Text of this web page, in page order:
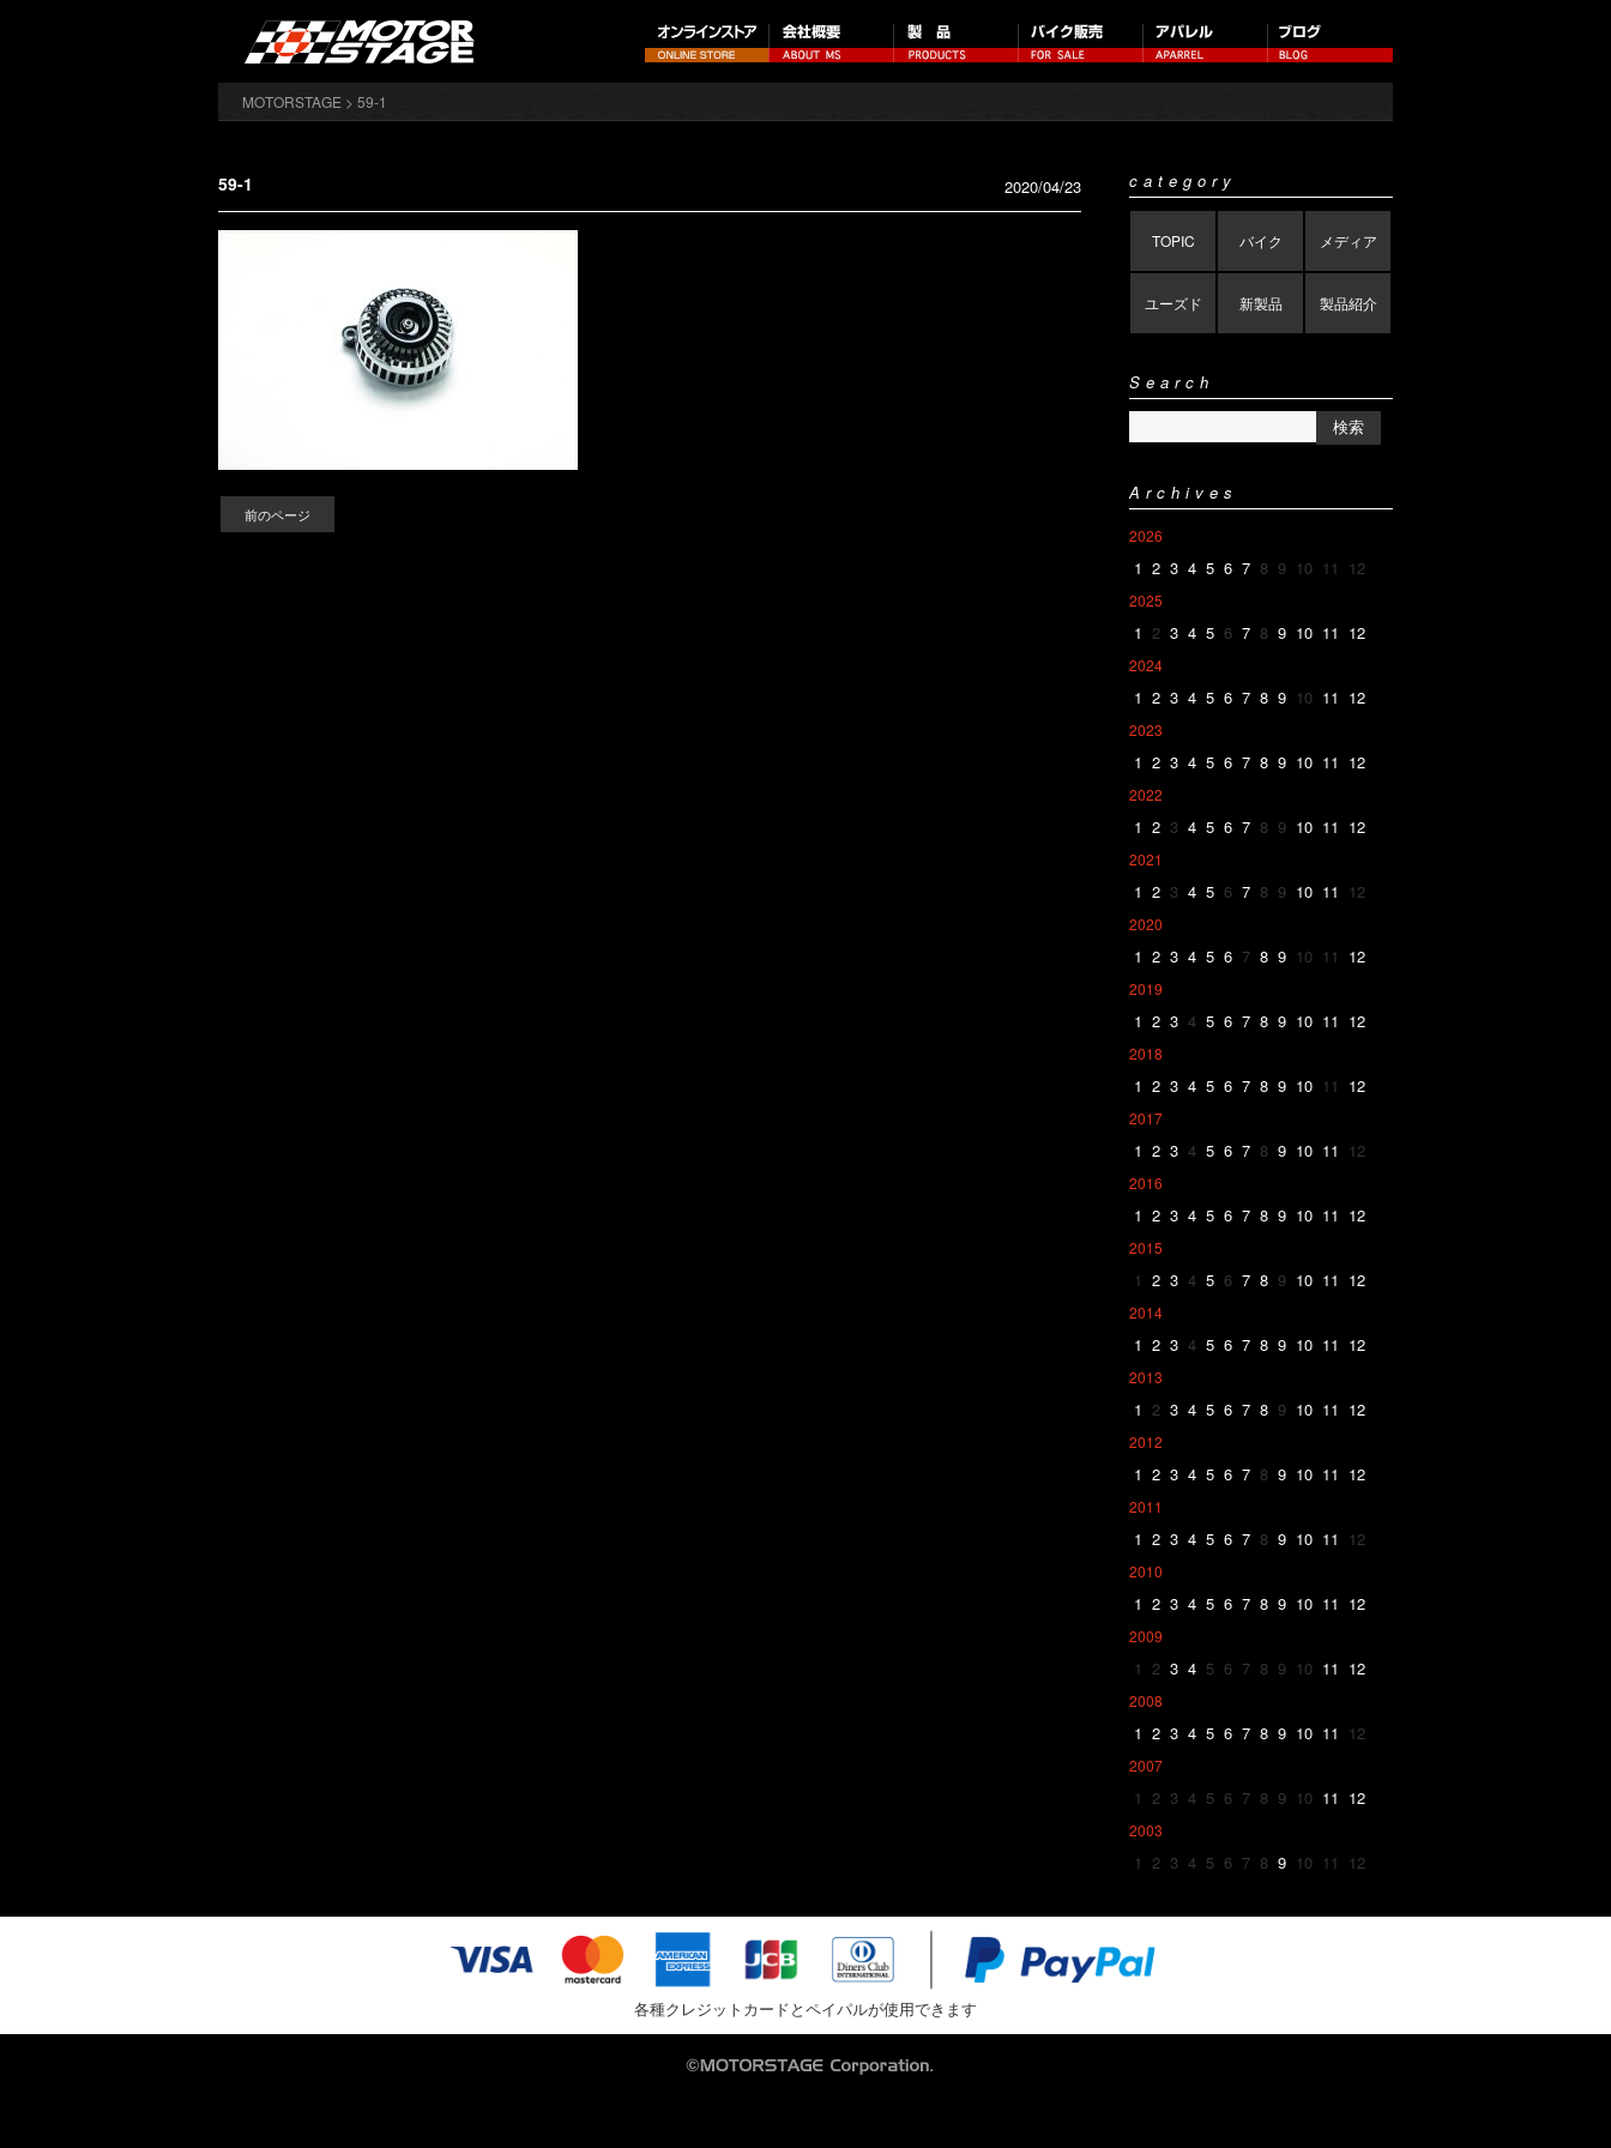
MOTORSTAGE > 59-1
59-1 2020/04/23
前のページ
category
TOPIC バイク メディア
ユーズド 新製品 製品紹介
Search
Archives
2026
1 2 3 4 5 6 7 8 9 10 11 12
2025
1 2 3 4 5 6 7 8 9 10 11 12
2024
1 2 3 4 5 6 7 8 9 10 11 12
2023
1 2 3 4 5 6 7 8 9 10 11 12
2022
1 2 3 4 5 6 7 8 9 10 11 12
2021
1 2 3 4 5 6 7 8 9 10 11 12
2020
1 2 3 4 5 6 7 8 9 10 11 12
2019
1 2 3 4 5 6 7 8 9 10 11 12
2018
1 2 3 4 5 6 7 8 9 10 11 12
2017
1 2 3 4 5 6 7 8 9 10 11 12
2016
1 2 3 4 5 6 7 8 9 10 11 12
2015
1 2 3 4 5 6 7 8 9 10 11 12
2014
1 2 3 4 5 6 7 8 9 10 11 12
2013
1 2 3 4 5 6 7 8 9 10 11 12
2012
1 2 3 4 5 6 7 8 9 10 11 12
2011
1 2 3 4 5 6 7 8 9 10 11 12
2010
1 2 3 4 5 6 7 8 9 10 11 12
2009
1 2 3 4 5 6 7 8 9 10 11 12
2008
1 2 3 4 5 6 7 8 9 10 11 12
2007
1 2 3 4 5 6 7 8 9 10 11 12
2003
1 2 3 4 5 6 7 8 9 10 11 12
各種クレジットカードとペイパルが使用できます